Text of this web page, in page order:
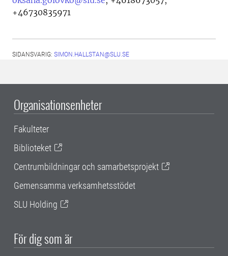
+46730835971
SIDANSVARIG: SIMON.HALLSTAN@SLU.SE
Organisationsenheter
Fakulteter
Biblioteket
Centrumbildningar och samarbetsprojekt
Gemensamma verksamhetsstödet
SLU Holding
För dig som är